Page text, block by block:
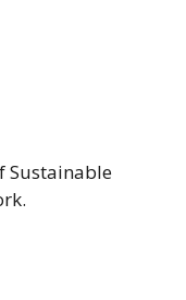
Sustainable